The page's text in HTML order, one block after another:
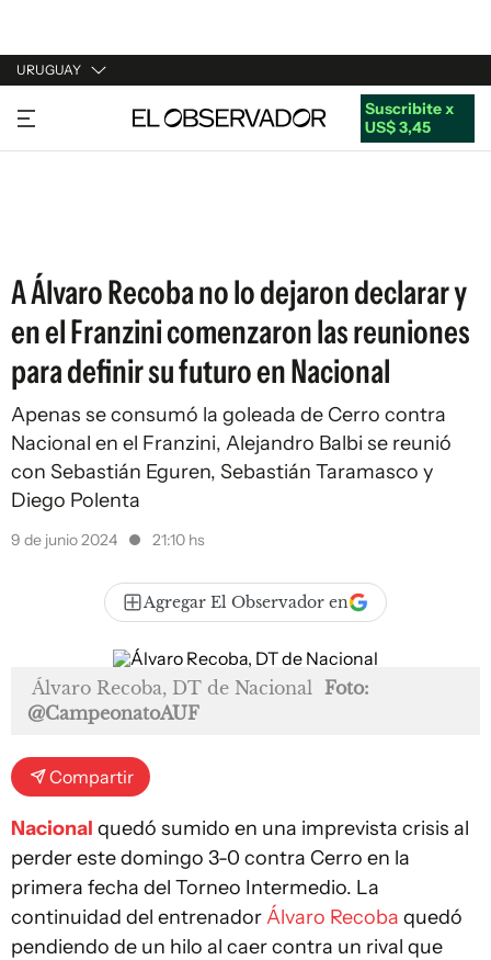
URUGUAY
URUGUAY
ARGENTINA
Suscribite x
US$ 3,45
A Álvaro Recoba no lo dejaron declarar y
en el Franzini comenzaron las reuniones
para definir su futuro en Nacional
Apenas se consumó la goleada de Cerro contra
Nacional en el Franzini, Alejandro Balbi se reunió
con Sebastián Eguren, Sebastián Taramasco y
Diego Polenta
9 de junio 2024 21:10 hs
Agregar El Observador en
Álvaro Recoba, DT de Nacional Foto:
@CampeonatoAUF
Compartir
Nacional quedó sumido en una imprevista crisis al
perder este domingo 3-0 contra Cerro en la
primera fecha del Torneo Intermedio. La
continuidad del entrenadorÁlvaro Recoba quedó
pendiendo de un hilo al caer contra un rival que